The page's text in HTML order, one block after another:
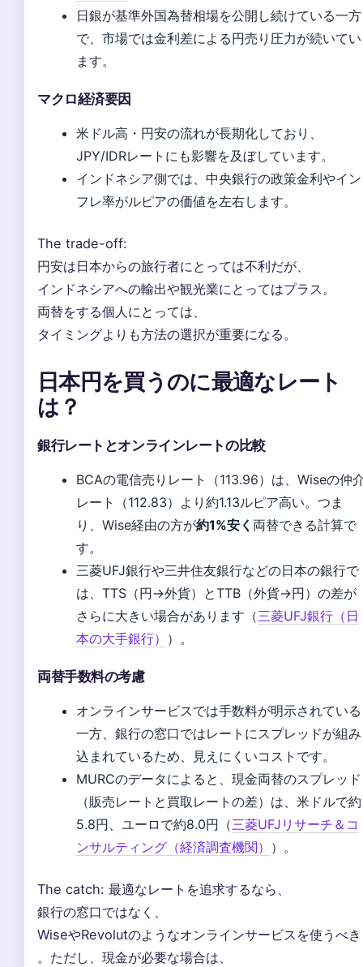
日銀が基準外国為替相場を公開し続けている一方
で、市場では金利差による円売り圧力が続いてい
ます。
マクロ経済要因
米ドル高・円安の流れが長期化しており、
JPY/IDRレートにも影響を及ぼしています。
インドネシア側では、中央銀行の政策金利やイン
フレ率がルピアの価値を左右します。
The trade-off:
円安は日本からの旅行者にとっては不利だが、
インドネシアへの輸出や観光業にとってはプラス。
両替をする個人にとっては、
タイミングよりも方法の選択が重要になる。
日本円を買うのに最適なレート
は？
銀行レートとオンラインレートの比較
BCAの電信売りレート（113.96）は、Wiseの仲
レート（112.83）より約1.13ルピア高い。つま
り、Wise経由の方が約1%安く 両替できる計算で
す。
三菱UFJ銀行や三井住友銀行などの日本の銀行で
は、TTS（円→外貨）とTTB（外貨→円）の差が
さらに大きい場合があります（三菱UFJ銀行（日
本の大手銀行） ）。
両替手数料の考慮
オンラインサービスでは手数料が明示されている
一方、銀行の窓口ではレートにスプレッドが組み
込まれているため、見えにくいコストです。
MURCのデータによると、現金両替のスプレッド
（販売レートと買取レートの差）は、米ドルで約
5.8円、ユーロで約8.0円（三菱UFJリサーチ＆コ
ンサルティング（経済調査機関） ）。
The catch: 最適なレートを追求するなら、
銀行の窓口ではなく、
WiseやRevolutのようなオンラインサービスを使うべき
。ただし、現金が必要な場合は、